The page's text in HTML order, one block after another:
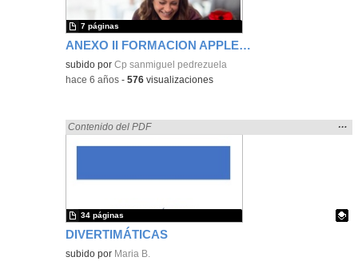
ANEXO II FORMACION APPLE TEACHER
subido porCp sanmiguel pedrezuela
7 páginas
-hace 6 años -576 visualizaciones
DIVERTIMÁTICAS
Encontrado «platillos» en:
Contenido del PDF
la
…
Contenido educativo.
subido por Maria B.
34 páginas